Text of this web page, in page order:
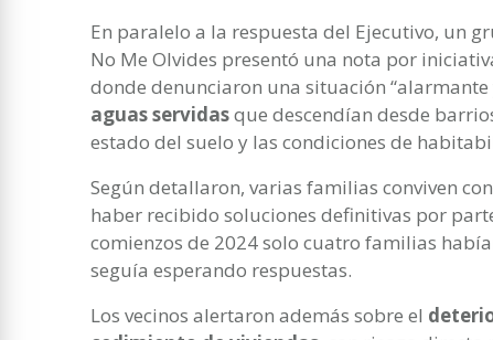
En paralelo a la respuesta del Ejecutivo, un
No Me Olvides presentó una nota por
donde denunciaron una situación
aguas servidasque descendían desde
estado del suelo y las condiciones de
Según detallaron, varias familias conviven
haber recibido soluciones definitivas por
comienzos de 2024 solo cuatro familias
seguía esperando respuestas.
Los vecinos alertaron además sobre el